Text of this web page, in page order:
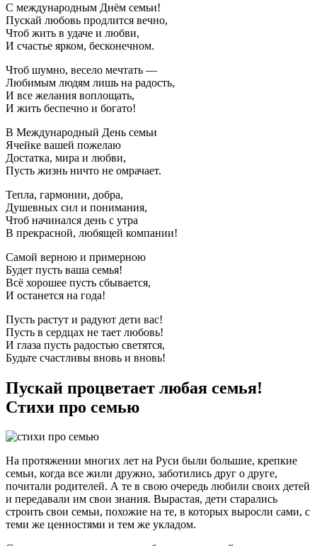
С международным Днём семьи!
Пускай любовь продлится вечно,
Чтоб жить в удаче и любви,
И счастье ярком, бесконечном.
Чтоб шумно, весело мечтать —
Любимым людям лишь на радость,
И все желания воплощать,
И жить беспечно и богато!
В Международный День семьи
Ячейке вашей пожелаю
Достатка, мира и любви,
Пусть жизнь ничто не омрачает.
Тепла, гармонии, добра,
Душевных сил и понимания,
Чтоб начинался день с утра
В прекрасной, любящей компании!
Самой верною и примерною
Будет пусть ваша семья!
Всё хорошее пусть сбывается,
И останется на года!
Пусть растут и радуют дети вас!
Пусть в сердцах не тает любовь!
И глаза пусть радостью светятся,
Будьте счастливы вновь и вновь!
Пускай процветает любая семья!
Стихи про семью
На протяжении многих лет на Руси были большие, крепкие
семьи, когда все жили дружно, заботились друг о друге,
почитали родителей. А те в свою очередь любили своих детей
и передавали им свои знания. Вырастая, дети старались
строить свои семьи, похожие на те, в которых выросли сами, с
теми же ценностями и тем же укладом.